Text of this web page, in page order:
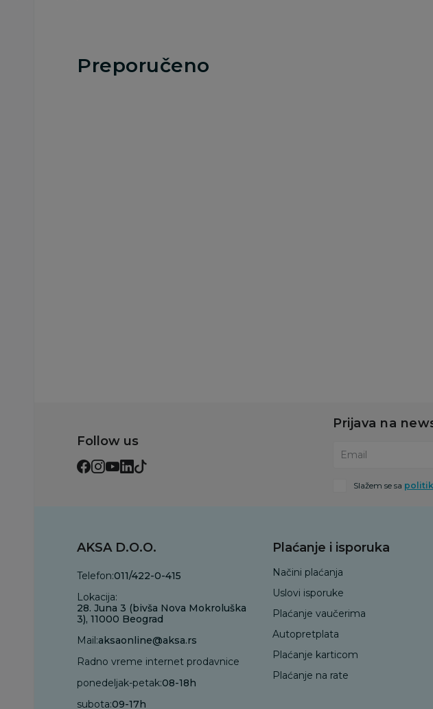
Preporučeno
Follow us
Prijava na
Email
Slažem se sa
AKSA D.O.O.
Telefon:011/422-0-415
Lokacija:
28. Juna 3 (bivša Nova Mokroluška
3), 11000 Beograd
Mail:aksaonline@aksa.rs
Radno vreme internet prodavnice
ponedeljak-petak:08-18h
subota:09-17h
Plaćanje i isporuka
Načini plaćanja
Uslovi isporuke
Plaćanje vaučerima
Autopretplata
Plaćanje karticom
Plaćanje na rate